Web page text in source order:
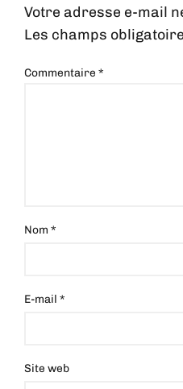
Votre adresse e-mail
Les champs
Commentaire*
Nom*
E-mail*
Site web